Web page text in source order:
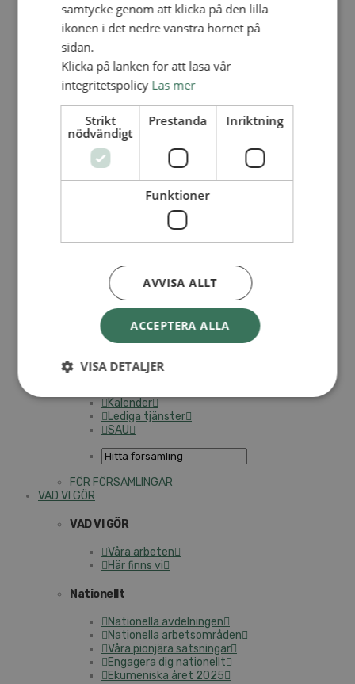
Lediga tjänster
FÖR FÖRSAMLINGAR
FÖRDJUPNING OCH UTVECKLING
Missionella initiativ
Smågrupper
Skapelse och miljö
Gudstjänst
Vänförsamling
Integrationsarbete
För barns bästa – överallt
Missionsinspiratörens verktygslåda
Redovisning och lönehantering
Kyrkoavgiften
LOGGA IN
Personalförsäkringar
SAMP – personalförbundet
Kalender
Lediga tjänster
SAU
FÖR FÖRSAMLINGAR
VAD VI GÖR
VAD VI GÖR
Våra arbeten
Här finns vi
Nationellt
Nationella avdelningen
Nationella arbetsområden
Våra pionjära satsningar
Engagera dig nationellt
Ekumeniska året 2025
samtycke genom att klicka på den lilla
ikonen i det nedre vänstra hörnet på
sidan.
Klicka på länken för att läsa vår
integritetspolicy Läs mer
Strikt
nödvändigt
Prestanda Inriktning
Funktioner
ACCEPTERA ALLA
AVVISA ALLT
VISA DETALJER